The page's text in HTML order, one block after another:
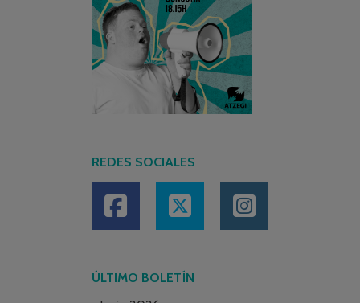
REDES SOCIALES
ÚLTIMO BOLETÍN